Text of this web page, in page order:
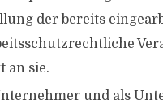
der bereits
an sie.
und als